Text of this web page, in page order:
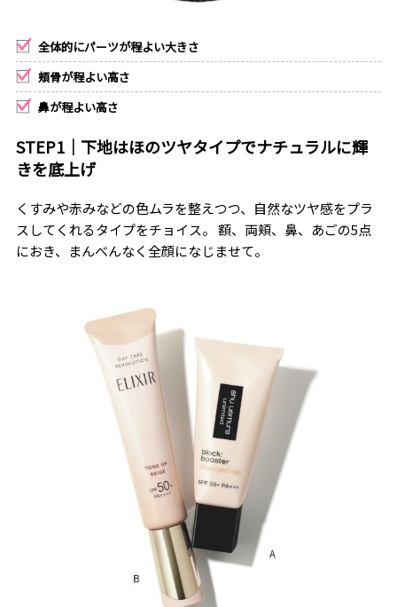
全体的にパーツが程よい大きさ
頬骨が程よい高さ
鼻が程よい高さ
STEP1｜下地はほのツヤタイプでナチュラルに輝
きを底上げ
くすみや赤みなどの色ムラを整えつつ、自然なツヤ感をプラ
スしてくれるタイプをチョイス。 額、両頬、鼻、あごの5点
におき、まんべんなく全顔になじませて。